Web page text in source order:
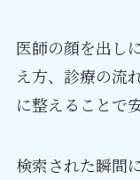
医師の顔を出し
え方、診療の流
に整えることで
検索された瞬間